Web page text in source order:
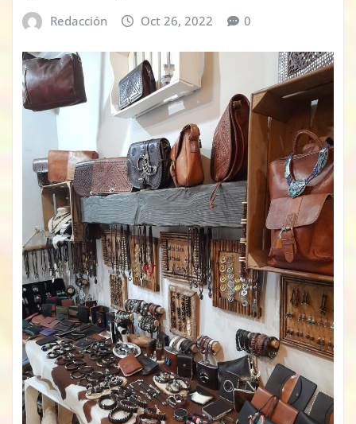
Redacción Oct 26, 2022 0